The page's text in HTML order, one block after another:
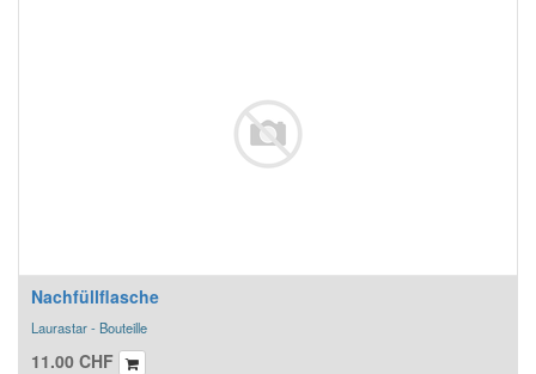
Nachfüllflasche
Laurastar - Bouteille
11.00 CHF